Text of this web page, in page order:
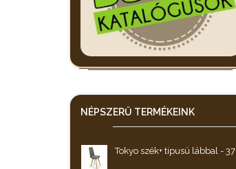
NÉPSZERŰ TERMÉKEINK
Tokyo szék+ tipusú lábbal - 37